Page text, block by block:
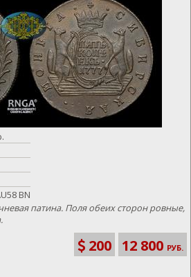
BN
патина. Поля обеих сторон ровные,
200 12 800 РУБ.